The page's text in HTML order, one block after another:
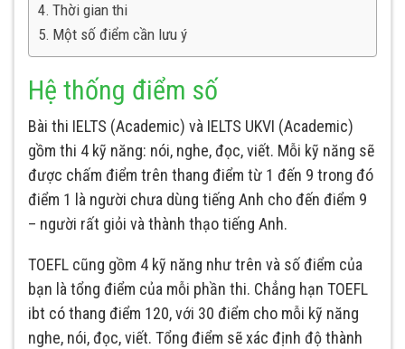
Thời gian thi
Một số điểm cần lưu ý
Hệ thống điểm số
Bài thi IELTS (Academic) và IELTS UKVI (Academic)
gồm thi 4 kỹ năng: nói, nghe, đọc, viết. Mỗi kỹ năng sẽ
được chấm điểm trên thang điểm từ 1 đến 9 trong đó
điểm 1 là người chưa dùng tiếng Anh cho đến điểm 9
– người rất giỏi và thành thạo tiếng Anh.
TOEFL cũng gồm 4 kỹ năng như trên và số điểm của
bạn là tổng điểm của mỗi phần thi. Chẳng hạn TOEFL
ibt có thang điểm 120, với 30 điểm cho mỗi kỹ năng
nghe, nói, đọc, viết. Tổng điểm sẽ xác định độ thành